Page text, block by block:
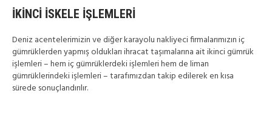
İKİNCİ İSKELE İŞLEMLERİ
Deniz acentelerimizin ve diğer karayolu nakliyeci firmalarımızın iç
gümrüklerden yapmış oldukları ihracat taşımalarına ait ikinci gümrük
işlemleri – hem iç gümrüklerdeki işlemleri hem de liman
gümrüklerindeki işlemleri – tarafımızdan takip edilerek en kısa
sürede sonuçlandırılır.